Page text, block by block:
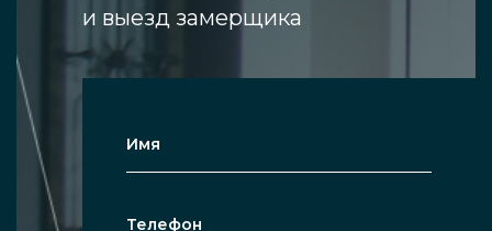
и выезд замерщика